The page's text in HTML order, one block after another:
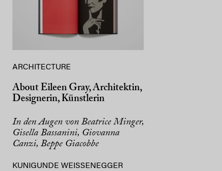
ARCHITECTURE
About Eileen Gray, Architektin,
Designerin, Künstlerin
In den Augen von Beatrice Minger,
Gisella Bassanini, Giovanna
Canzi, Beppe Giacobbe
KUNIGUNDE WEISSENEGGER